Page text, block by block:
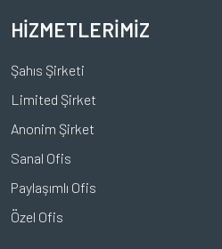
HİZMETLERİMİZ
Şahıs Şirketi
Limited Şirket
Anonim Şirket
Sanal Ofis
Paylaşımlı Ofis
Özel Ofis